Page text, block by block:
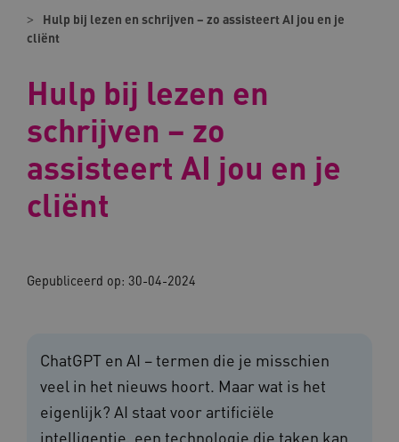
Hulp bij lezen en schrijven – zo assisteert AI jou en je
cliënt
Hulp bij lezen en
schrijven – zo
assisteert AI jou en je
cliënt
Gepubliceerd op: 30-04-2024
ChatGPT en AI – termen die je misschien
veel in het nieuws hoort. Maar wat is het
eigenlijk? AI staat voor artificiële
intelligentie, een technologie die taken kan